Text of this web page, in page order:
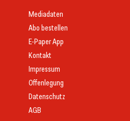
Mediadaten
Abo bestellen
E-Paper App
Kontakt
Impressum
Offenlegung
Datenschutz
AGB